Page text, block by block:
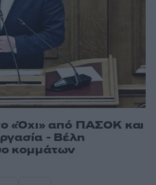
«Όχι» από ΠΑΣΟΚ και
- Βέλη
κομμάτων